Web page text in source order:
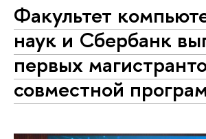
Факультет
наук и Сбербанк
первых
совместной